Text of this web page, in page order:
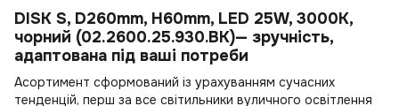
DISK S, D260mm, H60mm, LED 25W, 3000К,
чорний (02.2600.25.930.BK)— зручність,
адаптована під ваші потреби
Асортимент сформований із урахуванням сучасних
тенденцій, перш за все світильники вуличного освітлення